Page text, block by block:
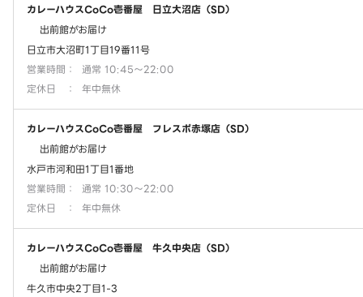
カレーハウスCoCo壱番屋 日立大沼店（SD）
出前館がお届け
日立市大沼町1丁目19番11号
営業時間 ：
通常 10:45～22:00
定休日
： 年中無休
カレーハウスCoCo壱番屋 フレスポ赤塚店（SD）
出前館がお届け
水戸市河和田1丁目1番地
営業時間 ：
通常 10:30～22:00
定休日
： 年中無休
カレーハウスCoCo壱番屋 牛久中央店（SD）
出前館がお届け
牛久市中央2丁目1-3